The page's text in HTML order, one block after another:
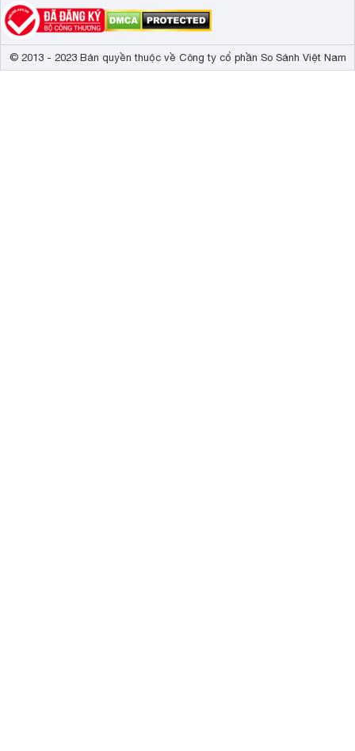
© 2013 - 2023 Bản quyền thuộc về Công ty cổ phần So Sánh Việt Nam